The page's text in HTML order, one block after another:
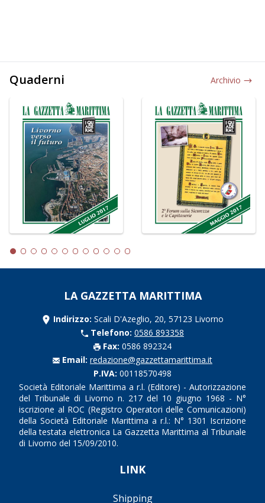
Quaderni Archivio
LA GAZZETTA MARITTIMA
Indirizzo: Scali D'Azeglio, 20, 57123 Livorno
Telefono: 0586 893358
Fax: 0586 892324
Email: redazione@gazzettamarittima.it
P.IVA: 00118570498
Società Editoriale Marittima a r.l. (Editore) - Autorizzazione
del Tribunale di Livorno n. 217 del 10 giugno 1968 - N°
iscrizione al ROC (Registro Operatori delle Comunicazioni)
della Società Editoriale Marittima a r.l.: N° 1301 Iscrizione
della testata elettronica La Gazzetta Marittima al Tribunale
di Livorno del 15/09/2010.
LINK
Shipping